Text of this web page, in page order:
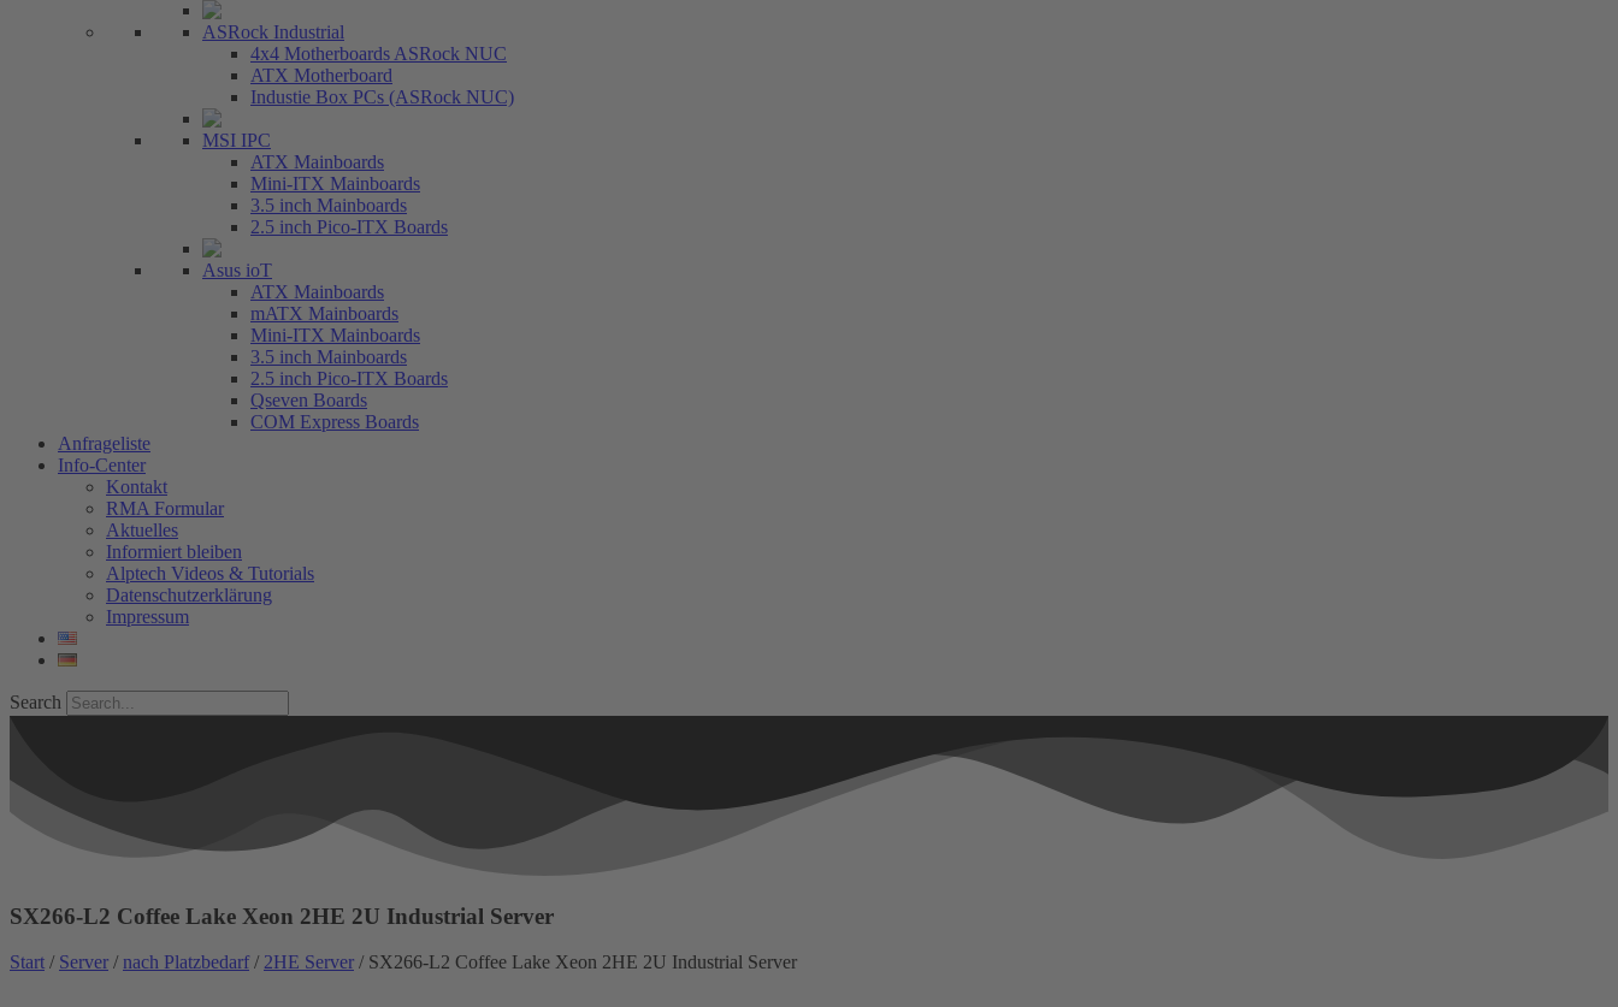
ASRock Industrial
4x4 Motherboards ASRock NUC
ATX Motherboard
Industie Box PCs (ASRock NUC)
MSI IPC
ATX Mainboards
Mini-ITX Mainboards
3.5 inch Mainboards
2.5 inch Pico-ITX Boards
Asus ioT
ATX Mainboards
mATX Mainboards
Mini-ITX Mainboards
3.5 inch Mainboards
2.5 inch Pico-ITX Boards
Qseven Boards
COM Express Boards
Anfrageliste
Info-Center
Kontakt
RMA Formular
Aktuelles
Informiert bleiben
Alptech Videos & Tutorials
Datenschutzerklärung
Impressum
Search
SX266-L2 Coffee Lake Xeon 2HE 2U Industrial Server
Start / Server / nach Platzbedarf / 2HE Server / SX266-L2 Coffee Lake Xeon 2HE 2U Industrial Server